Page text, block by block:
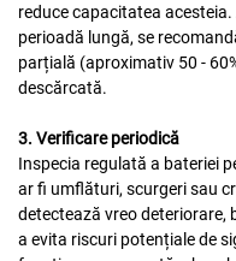
reduce capacitatea
perioadă lungă, se
parțială (aproximativ 50 -
descărcată.
3. Verificare periodică
Inspecia regulată a bateriei
ar fi umflături, scurgeri sau
detectează vreo deteriorare,
a evita riscuri potențiale de